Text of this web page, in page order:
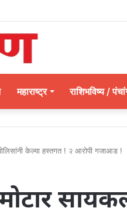
महाराष्ट्र राशिभविष्य /
केल्या हस्तगत ! २ आरोपी गजाआड !